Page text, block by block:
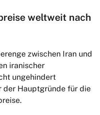
weltweit nach
zwischen Iran und
iranischer
ungehindert
der Hauptgründe für die